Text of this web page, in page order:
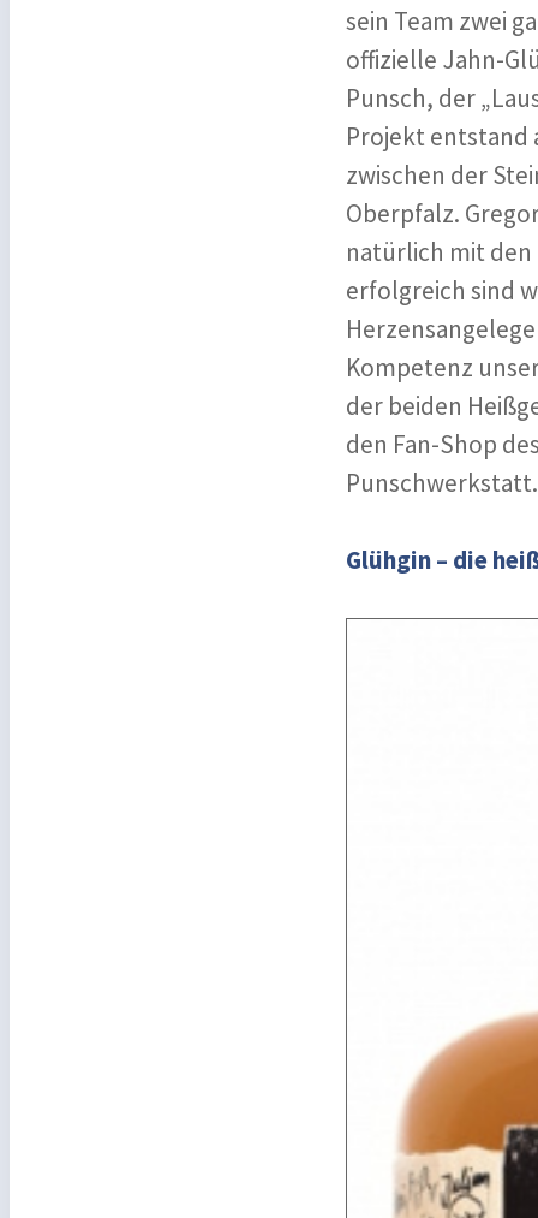
sein Team zwei
offizielle Jahn-
Punsch, der
Projekt entstand
zwischen der
Oberpfalz.
natürlich mit den
erfolgreich sind
Kompetenz
der beiden
den Fan-Shop
Punschwerkstatt.
Glühgin – die